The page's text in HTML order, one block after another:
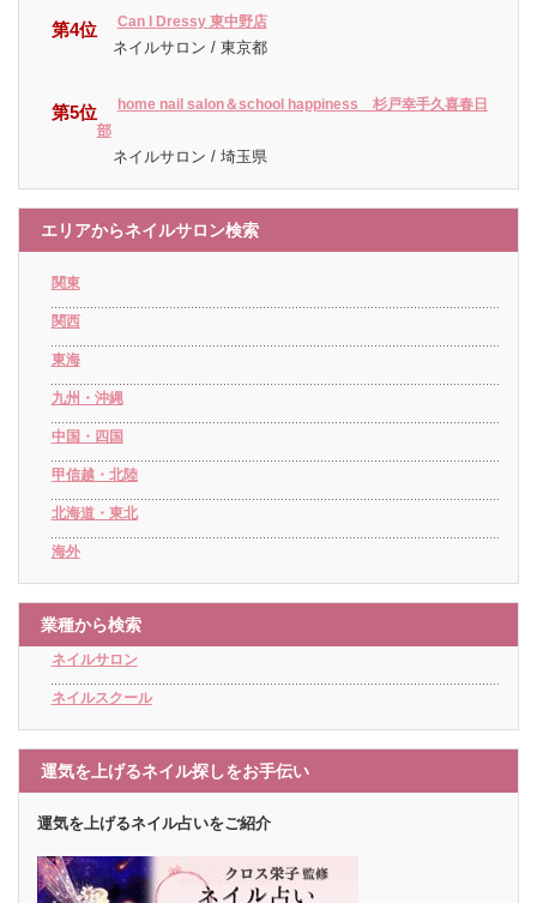
第4位 Can I Dressy 東中野店
ネイルサロン / 東京都
第5位
home nail salon＆school happiness 杉戸幸手久喜春日
部
ネイルサロン / 埼玉県
エリアからネイルサロン検索
関東
関西
東海
九州・沖縄
中国・四国
甲信越・北陸
北海道・東北
海外
業種から検索
ネイルサロン
ネイルスクール
運気を上げるネイル探しをお手伝い
運気を上げるネイル占いをご紹介